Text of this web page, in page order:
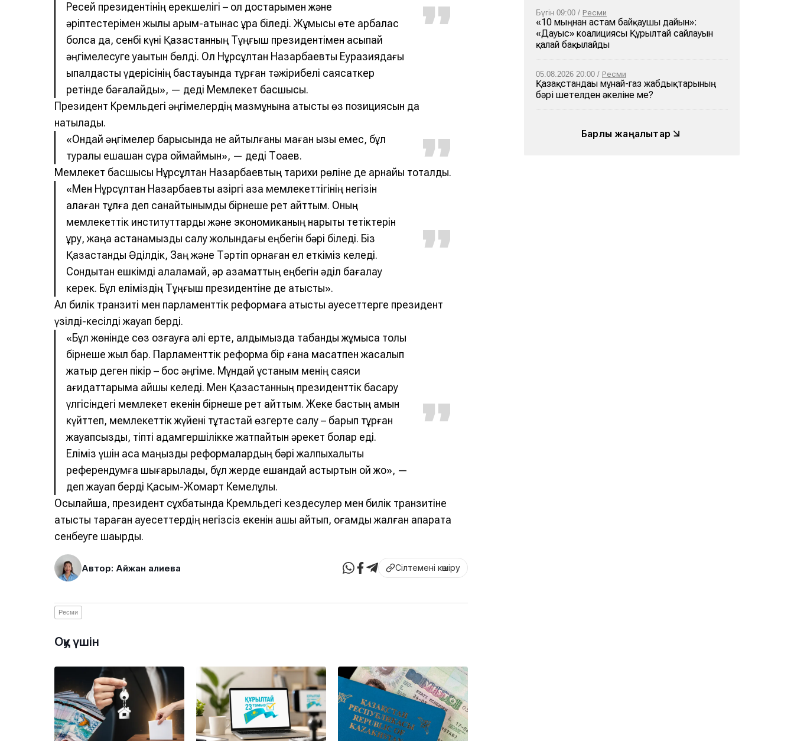
Ресей президентінің ерекшелігі – ол достарымен және
әріптестерімен жылы қарым-қатынас құра біледі. Жұмысы өте қарбалас
болса да, сенбі күні Қазақстанның Тұңғыш президентімен асықпай
әңгімелесуге уақытын бөлді. Ол Нұрсұлтан Назарбаевты Еуразиядағы
ықпалдастық үдерісінің бастауында тұрған тәжірибелі саясаткер
ретінде бағалайды», — деді Мемлекет басшысы.
Президент Кремльдегі әңгімелердің мазмұнына қатысты өз позициясын да
нақтылады.
«Ондай әңгімелер барысында не айтылғаны маған қызық емес, бұл
туралы ешқашан сұрақ қоймаймын», — деді Тоқаев.
Мемлекет басшысы Нұрсұлтан Назарбаевтың тарихи рөліне де арнайы тоқталды.
«Мен Нұрсұлтан Назарбаевты қазіргі қазақ мемлекеттігінің негізін
қалаған тұлға деп санайтынымды бірнеше рет айттым. Оның
мемлекеттік институттарды және экономиканың нарықтық тетіктерін
құру, жаңа астанамызды салу жолындағы еңбегін бәрі біледі. Біз
Қазақстанды Әділдік, Заң және Тәртіп орнаған ел еткіміз келеді.
Сондықтан ешкімді алаламай, әр азаматтың еңбегін әділ бағалау
керек. Бұл еліміздің Тұңғыш президентіне де қатысты».
Ал билік транзиті мен парламенттік реформаға қатысты қауесеттерге президент
үзілді-кесілді жауап берді.
«Бұл жөнінде сөз қозғауға әлі ерте, алдымызда табанды жұмысқа толы
бірнеше жыл бар. Парламенттік реформа бір ғана мақсатпен жасалып
жатыр деген пікір – бос әңгіме. Мұндай ұстаным менің саяси
қағидаттарыма қайшы келеді. Мен Қазақстанның президенттік басқару
үлгісіндегі мемлекет екенін бірнеше рет айттым. Жеке бастың қамын
күйттеп, мемлекеттік жүйені тұтастай өзгерте салу – барып тұрған
жауапсыздық, тіпті адамгершілікке жатпайтын әрекет болар еді.
Еліміз үшін аса маңызды реформалардың бәрі жалпыхалықтық
референдумға шығарылады, бұл жерде ешқандай астыртын ой жоқ», —
деп жауап берді Қасым-Жомарт Кемелұлы.
Осылайша, президент сұхбатында Кремльдегі кездесулер мен билік транзитіне
қатысты тараған қауесеттердің негізсіз екенін ашық айтып, қоғамды жалған ақпаратқа
сенбеуге шақырды.
Автор: Айжан Қалиева Сілтемені көшіру
Ресми
Оқу үшін
Бүгін 09:00 / Ресми
«10 мыңнан астам байқаушы дайын»:
«Дауыс» коалициясы Құрылтай сайлауын
қалай бақылайды
05.08.2026 20:00 / Ресми
Қазақстандағы мұнай-газ жабдықтарының
бәрі шетелден әкеліне ме?
Барлық жаңалықтар